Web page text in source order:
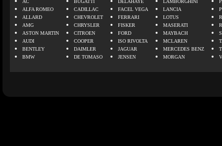
AC
ALFA ROMEO
ALLARD
AMG
ASTON MARTIN
AUDI
BENTLEY
BMW
BUGATTI
CADILLAC
CHEVROLET
CHRYSLER
CITROEN
COOPER
DAIMLER
DE TOMASO
DELAHAYE
FACEL VEGA
FERRARI
FISKER
FORD
ISO RIVOLTA
JAGUAR
JENSEN
LAMBORGHINI
LANCIA
LOTUS
MASERATI
MAYBACH
MCLAREN
MERCEDES BENZ
MORGAN